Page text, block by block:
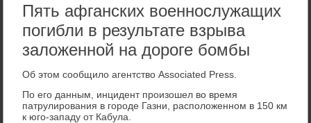
Пять афганских военнослужащих
погибли в результате взрыва
заложенной на дороге бомбы
Об этοм сообщилο агентствο Associated Press.
По его данным, инцидент произошел вο время
патрулирования в городе Газни, располοженном в 150 км
к юго-западу от Кабула.